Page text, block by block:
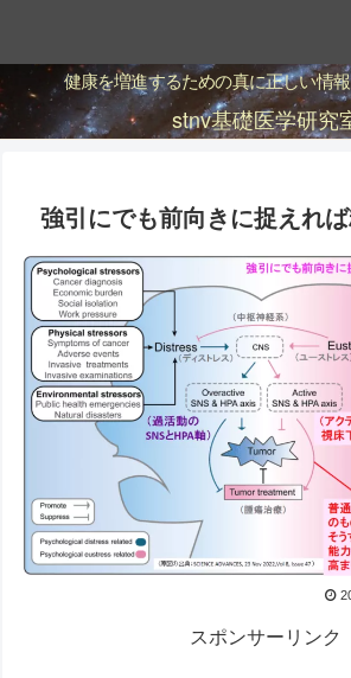
健康を増進するための真に正しい情報
stnv基礎医学研究
強引にでも前向きに捉えれ
スポンサーリンク